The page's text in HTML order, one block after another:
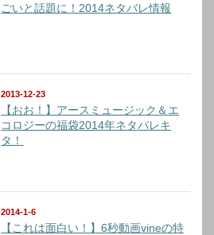
ごいと話題に！2014ネタバレ情報
2013-12-23
【おお！】アースミュージック＆エ
コロジーの福袋2014年ネタバレキ
タ！
2014-1-6
【これは面白い！】6秒動画vineの特